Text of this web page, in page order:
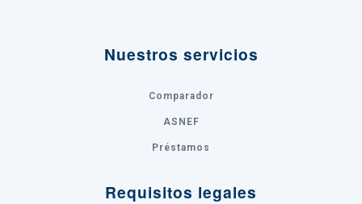
Nuestros servicios
Comparador
ASNEF
Préstamos
Requisitos legales